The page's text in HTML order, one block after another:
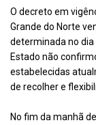
O decreto em
Grande do Norte
determinada no dia
Estado não
estabelecidas
de recolher e
No fim da manhã